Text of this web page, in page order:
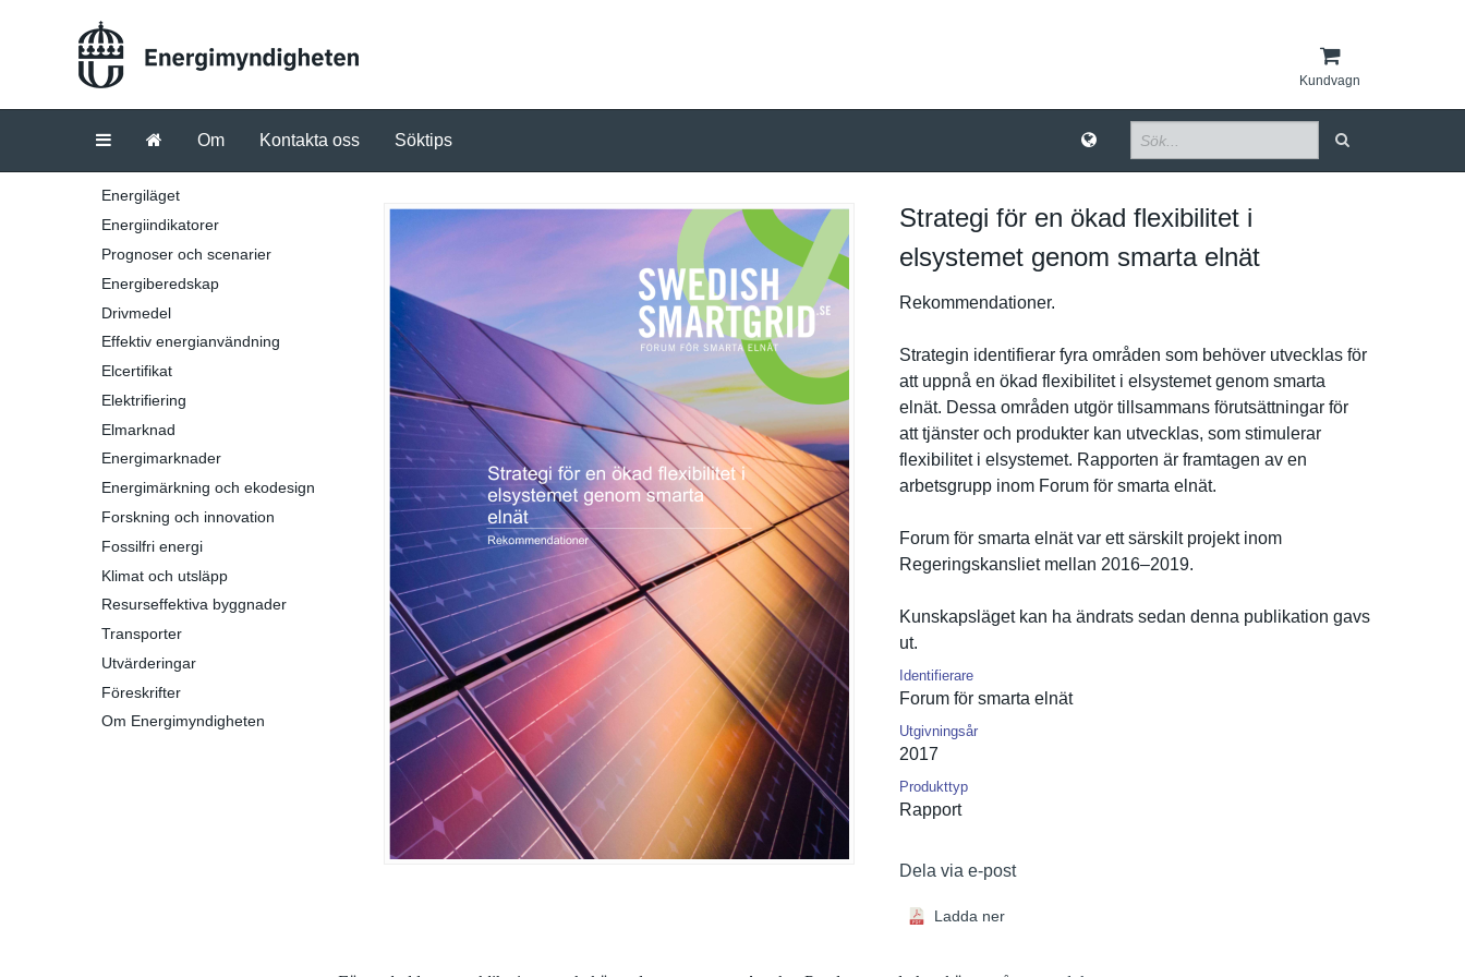
Kundvagn
Om Kontakta oss Söktips
Energiläget
Energiindikatorer
Prognoser och scenarier
Energiberedskap
Drivmedel
Effektiv energianvändning
Elcertifikat
Elektrifiering
Elmarknad
Energimarknader
Energimärkning och ekodesign
Forskning och innovation
Fossilfri energi
Klimat och utsläpp
Resurseffektiva byggnader
Transporter
Utvärderingar
Föreskrifter
Om Energimyndigheten
Strategi för en ökad flexibilitet i
elsystemet genom smarta elnät
Rekommenda­tioner.
Strategin identifier­ar fyra områden som behöver utvecklas för
att uppnå en ökad flexibilit­et i elsystemet genom smarta
elnät. Dessa områden utgör tillsamman­s förutsättn­ingar för
att tjänster och produkter kan utvecklas, som stimulerar
flexibilit­et i elsystemet. Rapporten är framtagen av en
arbetsgrup­p inom Forum för smarta elnät.
Forum för smarta elnät var ett särskilt projekt inom
Regeringsk­ansliet mellan 2016–2019.
Kunskapslä­get kan ha ändrats sedan denna publikatio­n gavs
ut.
Identifierare
Forum för smarta elnät
Utgivningsår
2017
Produkttyp
Rapport
Dela via e-post
Ladda ner